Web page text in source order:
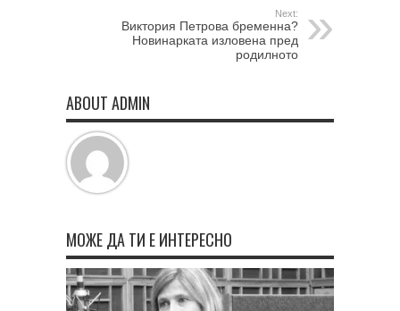
Next:
Виктория Петрова бременна?
Новинарката изловена пред
родилното
ABOUT ADMIN
МОЖЕ ДА ТИ Е ИНТЕРЕСНО